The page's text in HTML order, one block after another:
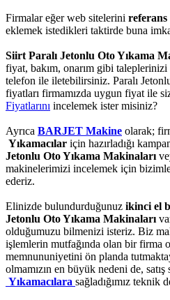
Firmalar eğer web sitelerini
eklemek istedikleri taktirde buna
Siirt Paralı Jetonlu Oto Yıkama
fiyat, bakım, onarım gibi taleplerinizi
telefon ile iletebilirsiniz. Paralı
fiyatları firmamızda uygun fiyat ile
Fiyatlarını incelemek ister misiniz?
Ayrıca BARJET Makine olarak;
Yıkamacılar için hazırladığı
Jetonlu Oto Yıkama Makinaları
makinelerimizi incelemek için
ederiz.
Elinizde bulundurduğunuz ikinci el
Jetonlu Oto Yıkama Makinaları
olduğumuzu bilmenizi isteriz. Biz
işlemlerin mutfağında olan bir firma
memnununiyetini ön planda
olmamızın en büyük nedeni de, satış
Yıkamacılara sağladığımız teknik